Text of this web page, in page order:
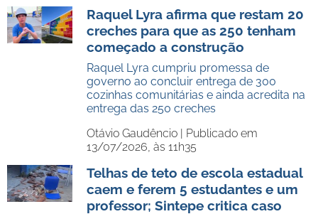
Raquel Lyra afirma que restam 20
creches para que as 250 tenham
começado a construção
Raquel Lyra cumpriu promessa de
governo ao concluir entrega de 300
cozinhas comunitárias e ainda acredita na
entrega das 250 creches
Otávio Gaudêncio | Publicado em
13/07/2026, às 11h35
Telhas de teto de escola estadual
caem e ferem 5 estudantes e um
professor; Sintepe critica caso